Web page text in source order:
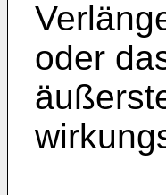
oder